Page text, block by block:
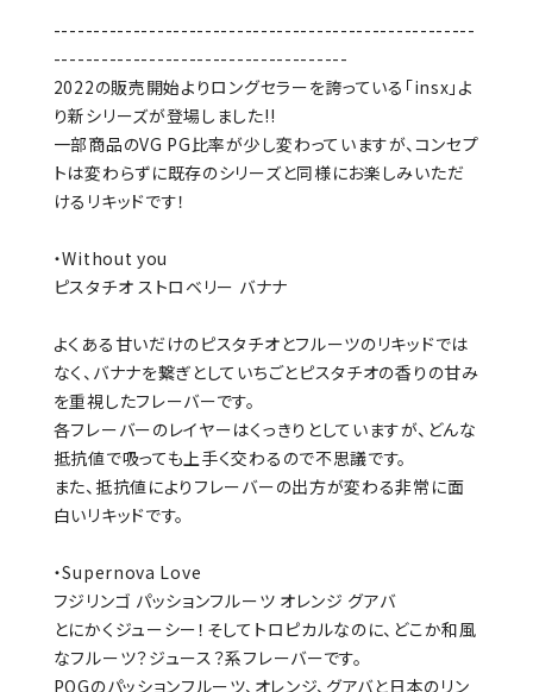
-----------------------------------------------------
-------------------------------------
2022の販売開始よりロングセラーを誇っている「insx」よ
り新シリーズが登場しました!!
一部商品のVG PG比率が少し変わっていますが、コンセプ
トは変わらずに既存のシリーズと同様にお楽しみいただ
けるリキッドです！
・Without you
ピスタチオ ストロベリー バナナ
よくある甘いだけのピスタチオとフルーツのリキッドでは
なく、バナナを繋ぎとしていちごとピスタチオの香りの甘み
を重視したフレーバーです。
各フレーバーのレイヤーはくっきりとしていますが、どんな
抵抗値で吸っても上手く交わるので不思議です。
また、抵抗値によりフレーバーの出方が変わる非常に面
白いリキッドです。
・Supernova Love
フジリンゴ パッションフルーツ オレンジ グアバ
とにかくジューシー！そしてトロピカルなのに、どこか和風
なフルーツ？ジュース？系フレーバーです。
POGのパッションフルーツ、オレンジ、グアバと日本のリン